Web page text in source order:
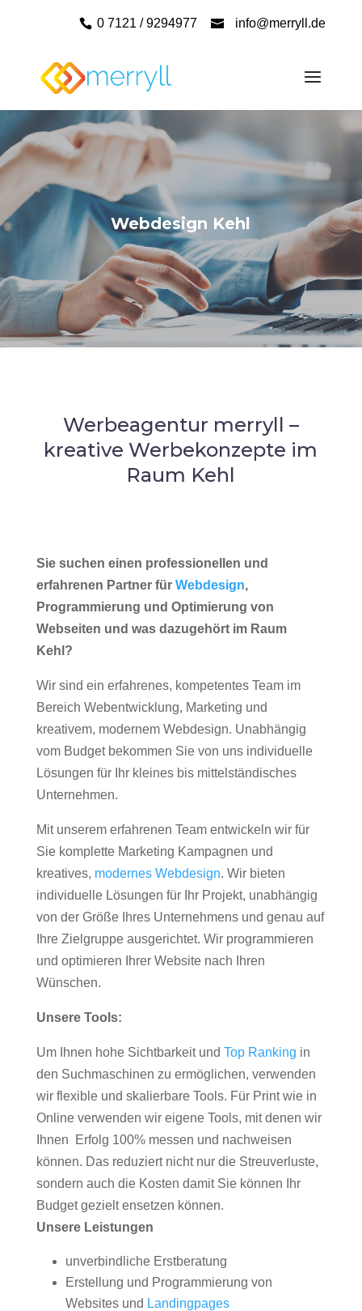
0 7121 / 9294977 info@merryll.de
Webdesign Kehl
Werbeagentur merryll –
kreative Werbekonzepte im
Raum Kehl
Sie suchen einen professionellen und
erfahrenen Partner für Webdesign,
Programmierung und Optimierung von
Webseiten und was dazugehört im Raum
Kehl?
Wir sind ein erfahrenes, kompetentes Team im
Bereich Webentwicklung, Marketing und
kreativem, modernem Webdesign. Unabhängig
vom Budget bekommen Sie von uns individuelle
Lösungen für Ihr kleines bis mittelständisches
Unternehmen.
Mit unserem erfahrenen Team entwickeln wir für
Sie komplette Marketing Kampagnen und
kreatives, modernes Webdesign. Wir bieten
individuelle Lösungen für Ihr Projekt, unabhängig
von der Größe Ihres Unternehmens und genau auf
Ihre Zielgruppe ausgerichtet. Wir programmieren
und optimieren Ihrer Website nach Ihren
Wünschen.
Unsere Tools:
Um Ihnen hohe Sichtbarkeit und Top Ranking in
den Suchmaschinen zu ermöglichen, verwenden
wir flexible und skalierbare Tools. Für Print wie in
Online verwenden wir eigene Tools, mit denen wir
Ihnen Erfolg 100% messen und nachweisen
können. Das reduziert nicht nur die Streuverluste,
sondern auch die Kosten damit Sie können Ihr
Budget gezielt ensetzen können.
Unsere Leistungen
unverbindliche Erstberatung
Erstellung und Programmierung von
Websites und Landingpages